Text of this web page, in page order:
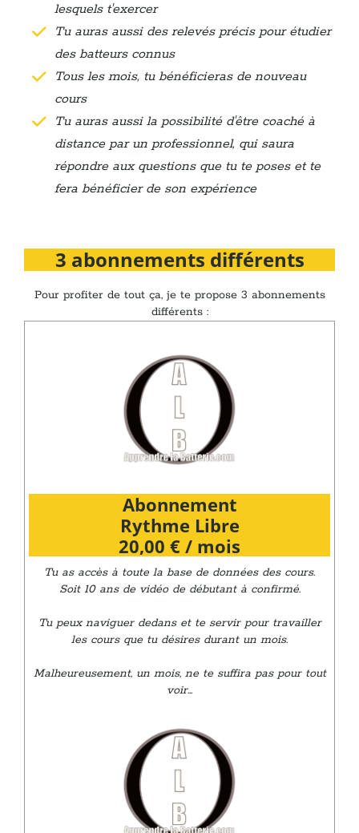
lesquels t'exercer
Tu auras aussi des relevés précis pour étudier
des batteurs connus
Tous les mois, tu bénéficieras de nouveau
cours
Tu auras aussi la possibilité d'être coaché à
distance par un professionnel, qui saura
répondre aux questions que tu te poses et te
fera bénéficier de son expérience
3 abonnements différents
Pour profiter de tout ça, je te propose 3 abonnements
différents :
Abonnement
Rythme Libre
20,00 € / mois
Tu as accès à toute la base de données des cours.
Soit 10 ans de vidéo de débutant à confirmé.
Tu peux naviguer dedans et te servir pour travailler
les cours que tu désires durant un mois.
Malheureusement, un mois, ne te suffira pas pour tout
voir...